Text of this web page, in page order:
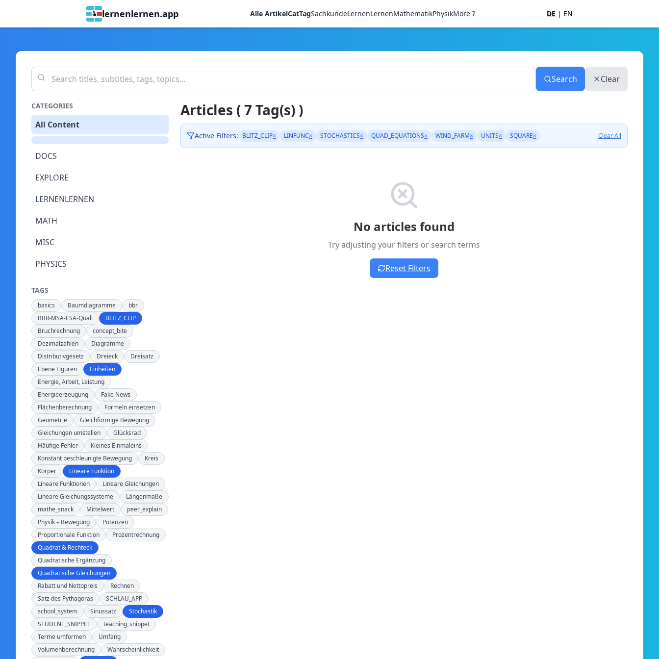
lernenlernen.app Alle ArtikelCatTagSachkundeLernenLernenMathematikPhysikMore ? DE | EN
Search Clear
CATEGORIES
All Content
DOCS
EXPLORE
LERNENLERNEN
MATH
MISC
PHYSICS
TAGS
basics Baumdiagramme
bbr
BBR-MSA-ESA-Quali
BLITZ_CLIP
Bruchrechnung
concept_bite
Dezimalzahlen
Diagramme
Distributivgesetz
Dreieck
Dreisatz
Ebene Figuren
Einheiten
Energie, Arbeit, Leistung
Energieerzeugung
Fake News
Flächenberechnung
Formeln einsetzen
Geometrie
Gleichförmige Bewegung
Gleichungen umstellen
Glücksrad
Häufige Fehler
Kleines Einmaleins
Konstant beschleunigte Bewegung
Kreis
Körper
Lineare Funktion
Lineare Funktionen
Lineare Gleichungen
Lineare Gleichungssysteme
Längenmaße
mathe_snack
Mittelwert
peer_explain
Physik – Bewegung
Potenzen
Proportionale Funktion
Prozentrechnung
Quadrat & Rechteck
Quadratische Ergänzung
Quadratische Gleichungen
Rabatt und Nettopreis
Rechnen
Satz des Pythagoras
SCHLAU_APP
school_system
Sinussatz
Stochastik
STUDENT_SNIPPET
teaching_snippet
Terme umformen
Umfang
Volumenberechnung
Wahrscheinlichkeit
Articles ( 7 Tag(s) )
Active Filters: BLITZ_CLIP× LINFUNC× STOCHASTICS× QUAD_EQUATIONS× WIND_FARM× UNITS× SQUARE× Clear All
No articles found
Try adjusting your filters or search terms
Reset Filters